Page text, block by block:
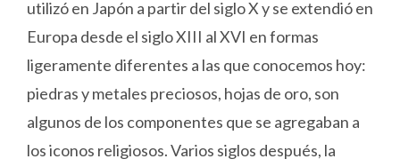
utilizó en Japón a partir del siglo X y se extendió en
Europa desde el siglo XIII al XVI en formas
ligeramente diferentes a las que conocemos hoy:
piedras y metales preciosos, hojas de oro, son
algunos de los componentes que se agregaban a
los iconos religiosos. Varios siglos después, la